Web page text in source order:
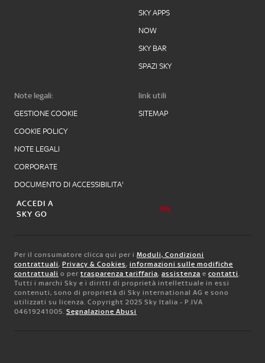
SKY APPS
NOW
SKY BAR
SPAZI SKY
Note legali:
GESTIONE COOKIE
COOKIE POLICY
NOTE LEGALI
CORPORATE
DOCUMENTO DI ACCESSIBILITA'
link utili
SITEMAP
ACCEDI A
SKY GO
Per il consumatore clicca qui per i Moduli, Condizioni
contrattuali, Privacy & Cookies, informazioni sulle modifiche
contrattuali o per trasparenza tariffaria, assistenza e contatti.
Tutti i marchi Sky e i diritti di proprietà intellettuale in essi
contenuti, sono di proprietà di Sky international AG e sono
utilizzati su licenza. Copyright 2025 Sky Italia - P.IVA
04619241005. Segnalazione Abusi